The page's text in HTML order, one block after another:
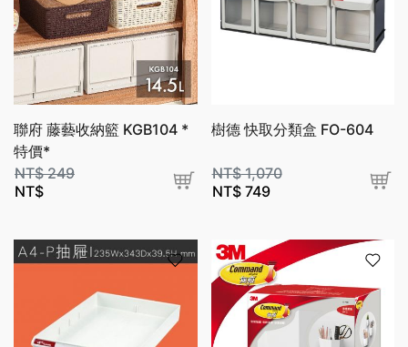
聯府 藤藝收納籃 KGB104 *
特價*
NT$249
NT$
樹德 快取分類盒 FO-604
NT$1,070
NT$749